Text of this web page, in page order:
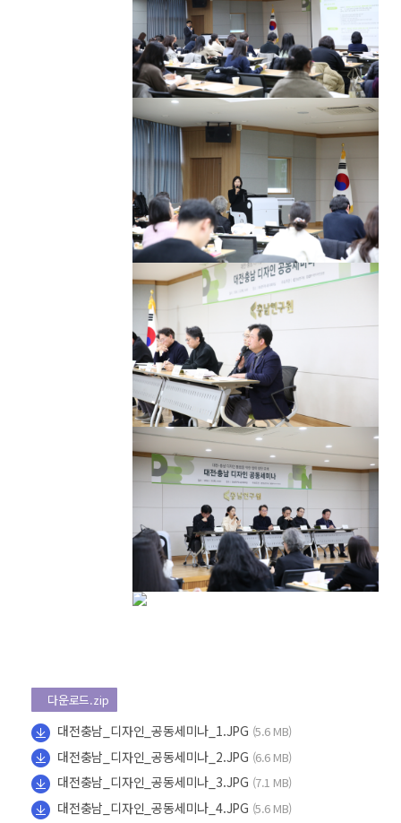
다운로드.zip
대전충남_디자인_공동세미나_1.JPG (5.6 MB)
대전충남_디자인_공동세미나_2.JPG (6.6 MB)
대전충남_디자인_공동세미나_3.JPG (7.1 MB)
대전충남_디자인_공동세미나_4.JPG (5.6 MB)